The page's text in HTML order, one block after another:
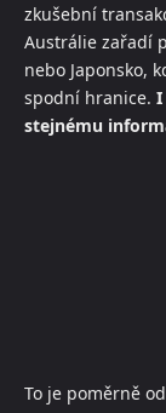
zkušební
Austrálie zařadí
nebo Japonsko,
spodní hranice. I
stejnému
To je poměrně